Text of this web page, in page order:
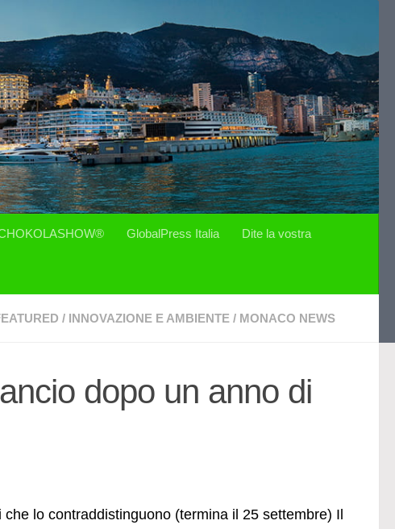
GlobalPress Italia Dite la vostra
/ INNOVAZIONE E AMBIENTE / MONACO NEWS
dopo un anno di
lo contraddistinguono (termina il 25 settembre) Il